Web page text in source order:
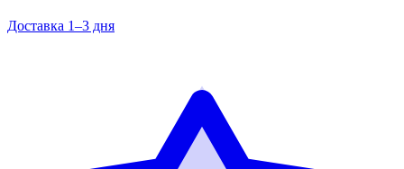
Доставка 1–3 дня